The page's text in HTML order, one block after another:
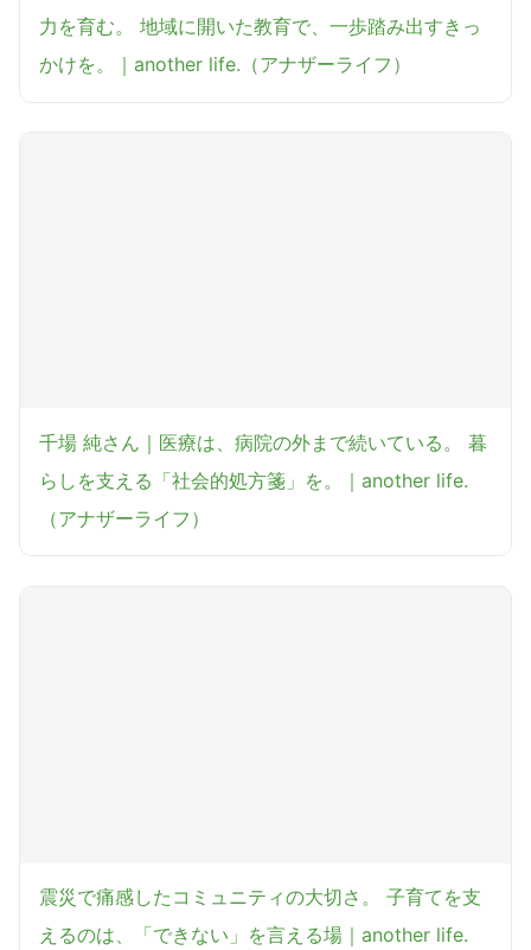
力を育む。 地域に開いた教育で、一歩踏み出すきっ
かけを。｜another life.（アナザーライフ）
千場 純さん｜医療は、病院の外まで続いている。 暮
らしを支える「社会的処方箋」を。｜another life.
（アナザーライフ）
震災で痛感したコミュニティの大切さ。 子育てを支
えるのは、「できない」を言える場｜another life.